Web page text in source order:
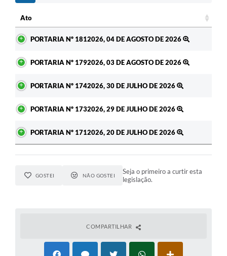
Ato
PORTARIA Nº 1812026, 04 DE AGOSTO DE 2026
PORTARIA Nº 1792026, 03 DE AGOSTO DE 2026
PORTARIA Nº 1742026, 30 DE JULHO DE 2026
PORTARIA Nº 1732026, 29 DE JULHO DE 2026
PORTARIA Nº 1712026, 20 DE JULHO DE 2026
GOSTEI NÃO GOSTEI
Seja o primeiro a curtir esta
legislação.
COMPARTILHAR